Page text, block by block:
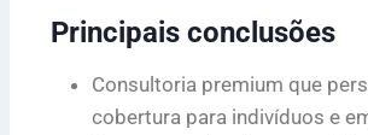
Principais conclusões
Consultoria premium que
cobertura para indivíduos e